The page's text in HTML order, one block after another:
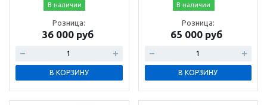
В наличии
Розница:
36 000 руб
В КОРЗИНУ
В наличии
Розница:
65 000 руб
В КОРЗИНУ